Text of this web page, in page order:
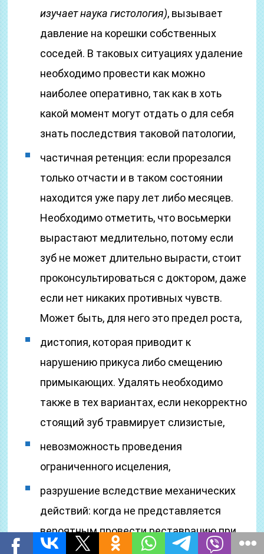
изучает наука гистология), вызывает
давление на корешки собственных
соседей. В таковых ситуациях удаление
необходимо провести как можно
наиболее оперативно, так как в хоть
какой момент могут отдать о для себя
знать последствия таковой патологии,
частичная ретенция: если прорезался
только отчасти и в таком состоянии
находится уже пару лет либо месяцев.
Необходимо отметить, что восьмерки
вырастают медлительно, потому если
зуб не может длительно вырасти, стоит
проконсультироваться с доктором, даже
если нет никаких противных чувств.
Может быть, для него это предел роста,
дистопия, которая приводит к
нарушению прикуса либо смещению
примыкающих. Удалять необходимо
также в тех вариантах, если некорректно
стоящий зуб травмирует слизистые,
невозможность проведения
ограниченного исцеления,
разрушение вследствие механических
действий: когда не представляется
вероятным провести реставрацию при
помощи коронки, а сломанная часть